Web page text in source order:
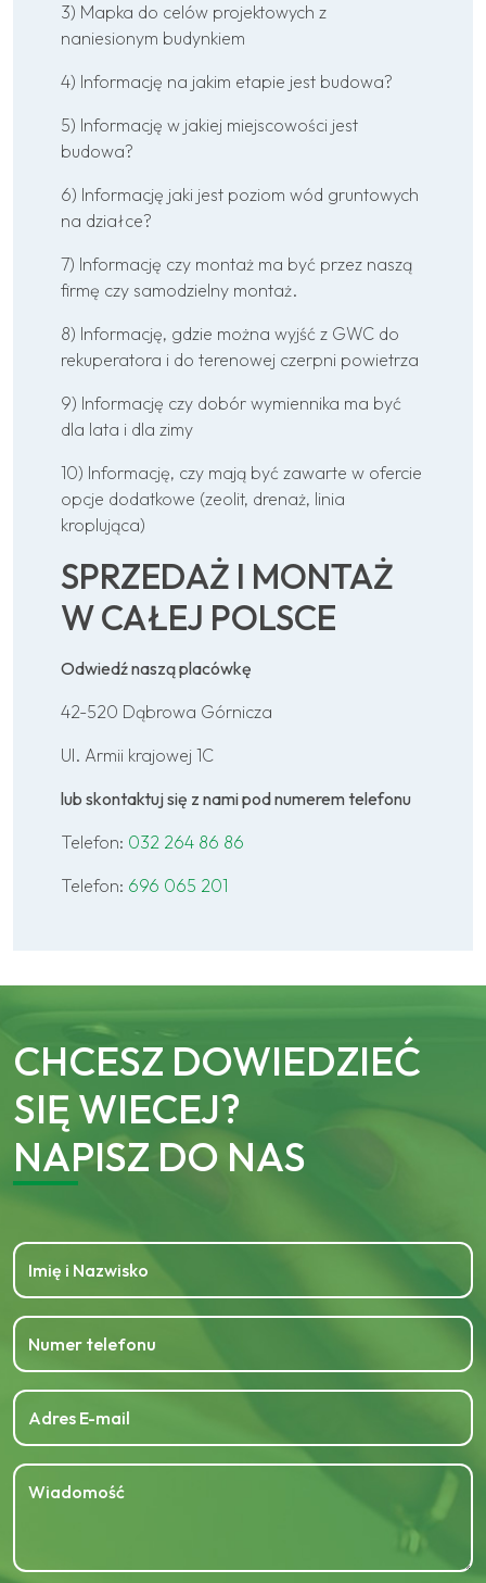
3) Mapka do celów projektowych z
naniesionym budynkiem
4) Informację na jakim etapie jest budowa?
5) Informację w jakiej miejscowości jest
budowa?
6) Informację jaki jest poziom wód gruntowych
na działce?
7) Informację czy montaż ma być przez naszą
firmę czy samodzielny montaż.
8) Informację, gdzie można wyjść z GWC do
rekuperatora i do terenowej czerpni powietrza
9) Informację czy dobór wymiennika ma być
dla lata i dla zimy
10) Informację, czy mają być zawarte w ofercie
opcje dodatkowe (zeolit, drenaż, linia
kroplująca)
SPRZEDAŻ I MONTAŻ
W CAŁEJ POLSCE
Odwiedź naszą placówkę
42-520 Dąbrowa Górnicza
Ul. Armii krajowej 1C
lub skontaktuj się z nami pod numerem telefonu
Telefon: 032 264 86 86
Telefon: 696 065 201
CHCESZ DOWIEDZIEĆ
SIĘ WIECEJ?
NAPISZ DO NAS